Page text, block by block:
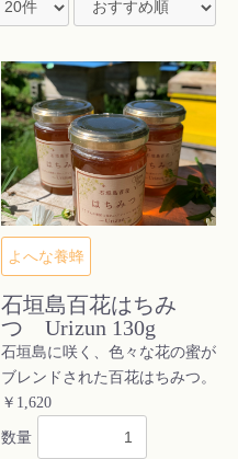
よへな養蜂
石垣島百花はちみ
つ Urizun 130g
石垣島に咲く、色々な花の蜜が
ブレンドされた百花はちみつ。
￥1,620
数量